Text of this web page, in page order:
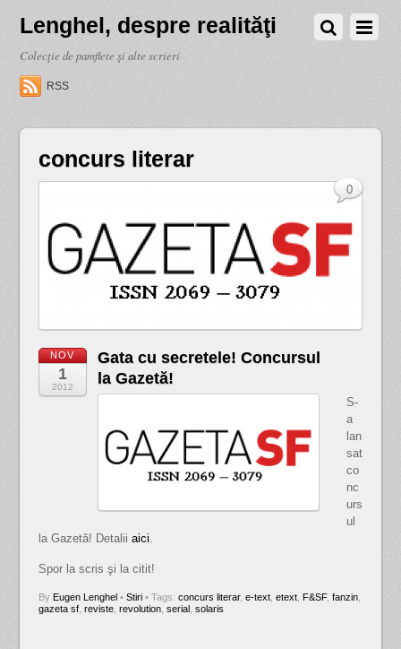
Lenghel, despre realităţi
Colecţie de pamflete şi alte scrieri
RSS
concurs literar
NOV
1
2012
Gata cu secretele! Concursul
la Gazetă!
S-
a
lan
sat
co
nc
urs
ul
la Gazetă! Detalii aici
Spor la scris şi la citit!
By Eugen Lenghel• Stiri
0
• Tags: concurs literar, e-text, etext, F&SF, fanzin,
gazeta sf, reviste, revolution, serial, solaris